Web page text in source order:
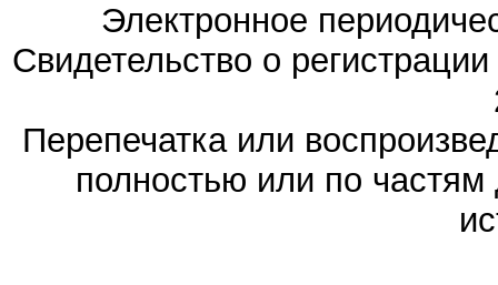
Электронное
Свидетельство о
Перепечатка или
полностью или по частям